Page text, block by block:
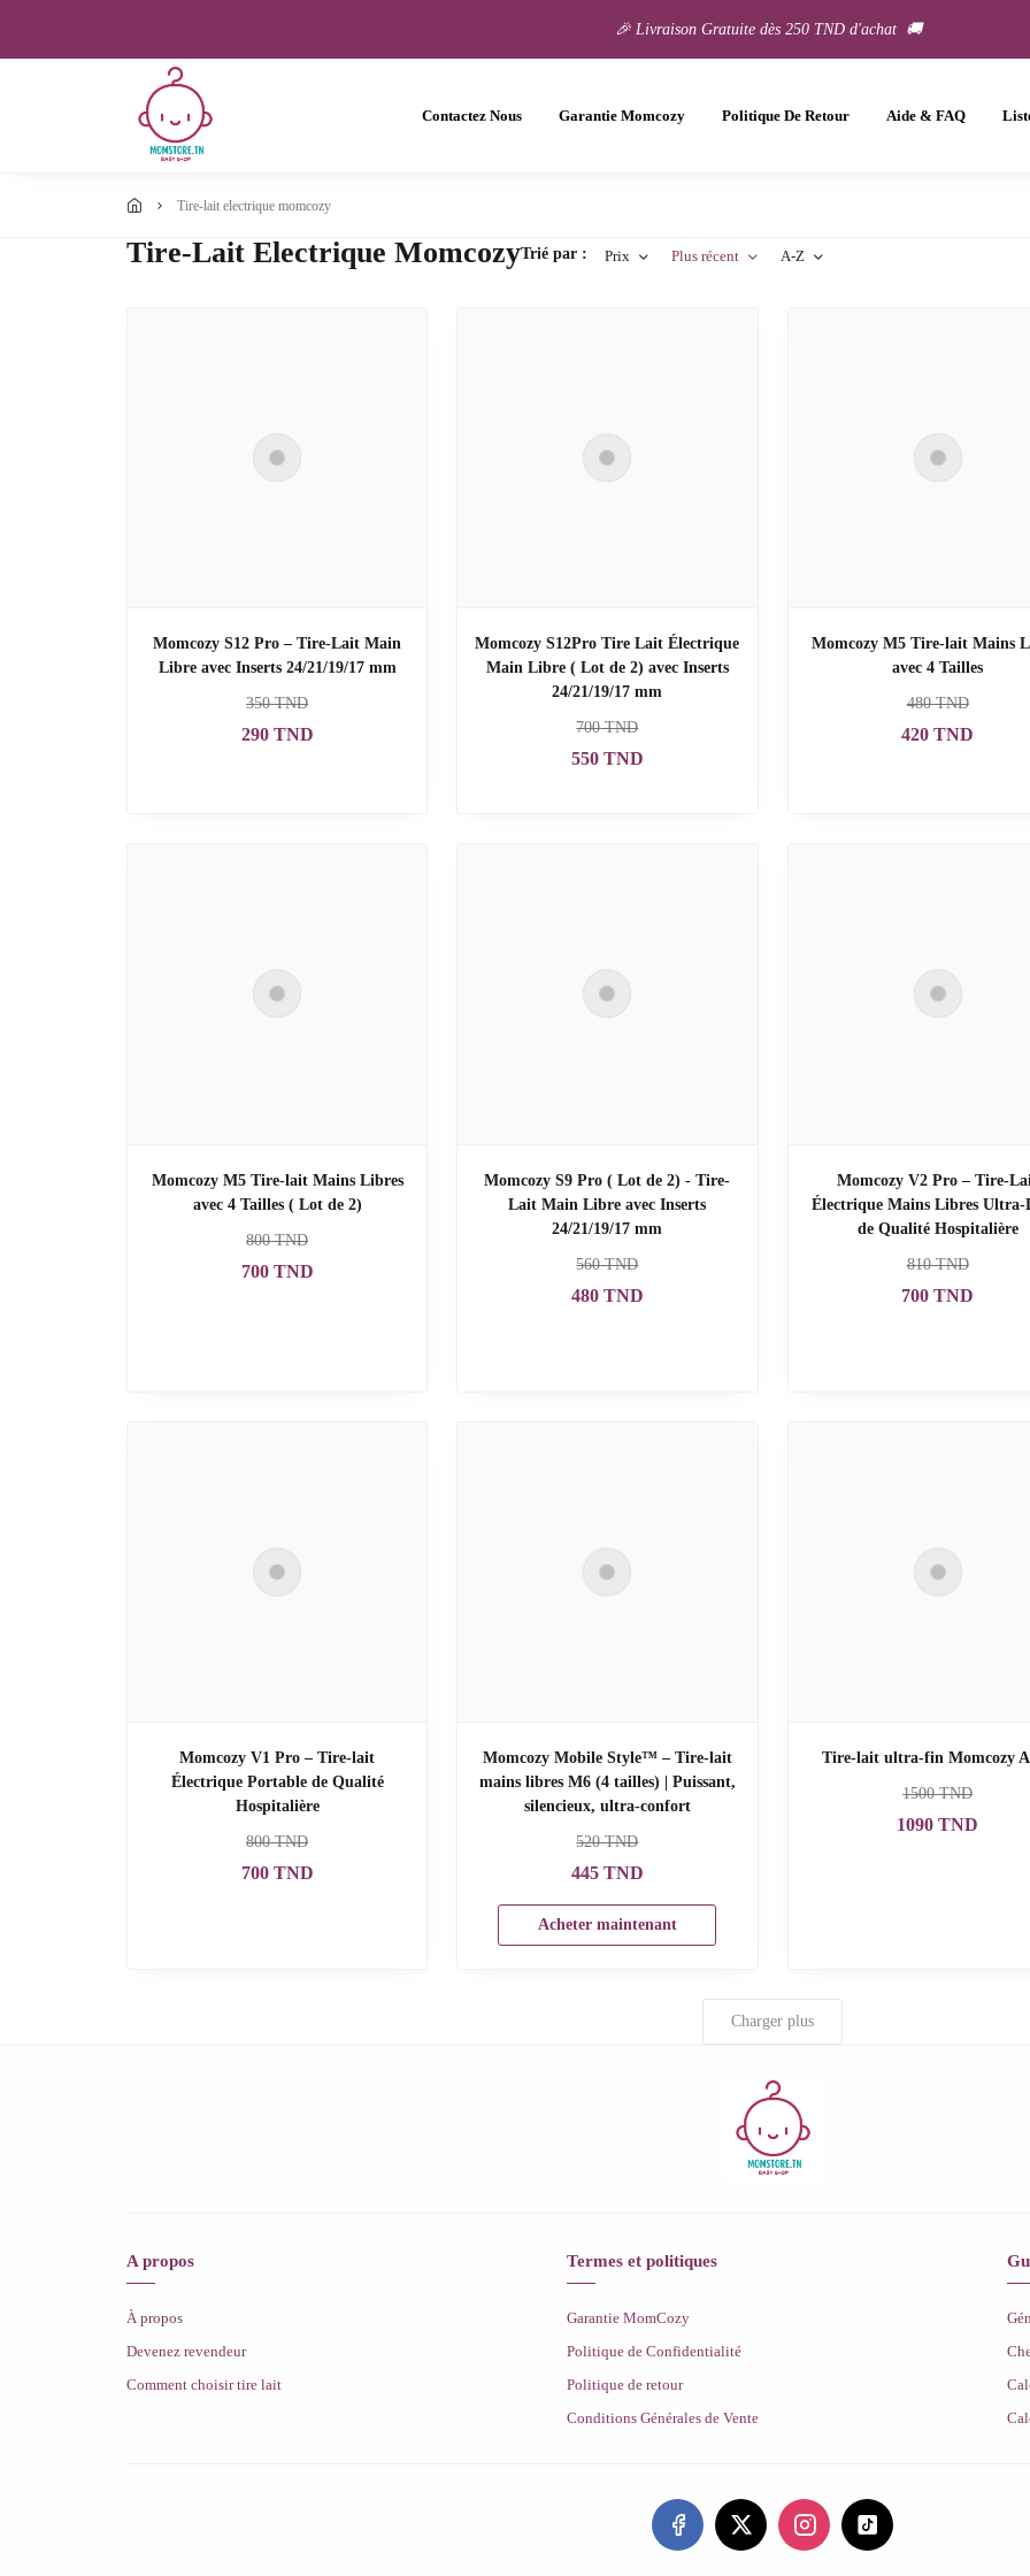
🎉 Livraison Gratuite dès 250 TND d'achat 🚚
Contactez Nous Garantie Momcozy Politique De Retour Aide & FAQ
tire-lait electrique momcozy
Tire-Lait Electrique MomcozyTrié par : Prix Plus récent A-Z
Momcozy S12 Pro – Tire-Lait Main
Libre avec Inserts 24/21/19/17 mm
350TND
290TND
Momcozy S12Pro Tire Lait Électrique
Main Libre ( Lot de 2) avec Inserts
24/21/19/17 mm
700TND
550TND
Momcozy M5 Tire-lait Mains
avec 4 Tailles
480TND
420 TND
Momcozy M5 Tire-lait Mains Libres
avec 4 Tailles ( Lot de 2)
800TND
700TND
Momcozy S9 Pro ( Lot de 2) - Tire-
Lait Main Libre avec Inserts
24/21/19/17 mm
560TND
480TND
Momcozy V2 Pro – Tire-
Électrique Mains Libres Ultra-
de Qualité Hospitalière
810TND
700 TND
Momcozy V1 Pro – Tire-lait
Électrique Portable de Qualité
Hospitalière
800TND
700TND
Momcozy Mobile Style™ – Tire-lait
mains libres M6 (4 tailles) | Puissant,
silencieux, ultra-confort
520TND
445TND
Acheter maintenant
Tire-lait ultra-fin Momcozy
1500TND
1090 TND
Charger plus
A propos
À propos
Devenez revendeur
Comment choisir tire lait
Termes et politiques
Garantie MomCozy
Politique de Confidentialité
Politique de retour
Conditions Générales de Vente